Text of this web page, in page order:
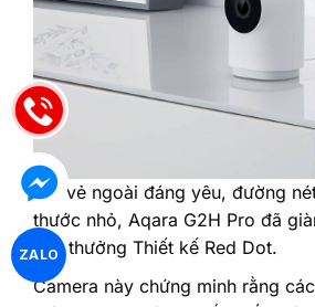
‎Với vẻ ngoài đáng yêu, đường
thước nhỏ, Aqara G2H Pro đã
giải thưởng Thiết kế Red Dot.‎
‎Camera này chứng minh rằng
ZALO